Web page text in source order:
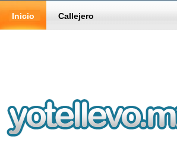
Inicio Callejero